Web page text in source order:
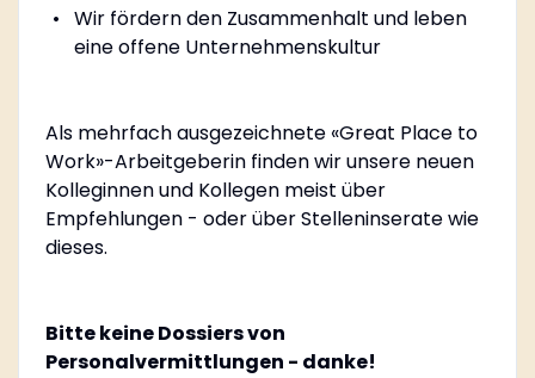
Wir fördern den Zusammenhalt und leben
eine offene Unternehmenskultur
Als mehrfach ausgezeichnete «Great Place to
Work»-Arbeitgeberin finden wir unsere neuen
Kolleginnen und Kollegen meist über
Empfehlungen - oder über Stelleninserate wie
dieses.
Bitte keine Dossiers von
Personalvermittlungen - danke!